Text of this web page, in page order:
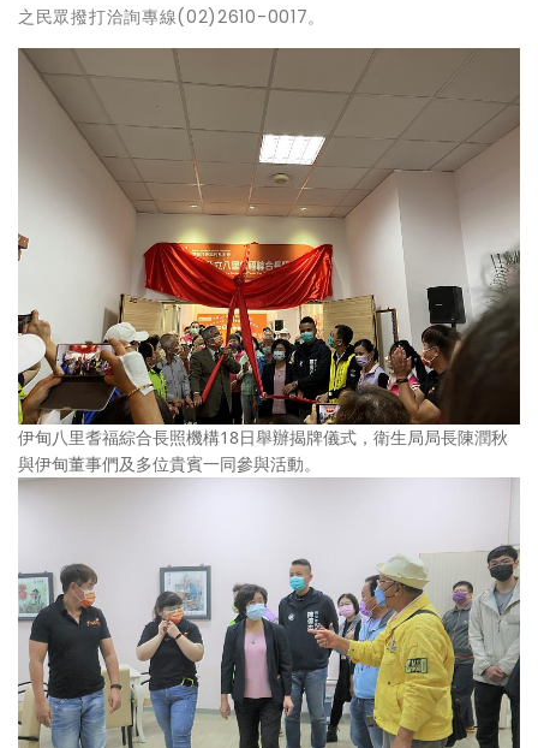
之民眾撥打洽詢專線(02)2610-0017。
伊甸八里耆福綜合長照機構18日舉辦揭牌儀式，衛生局局長陳潤秋
與伊甸董事們及多位貴賓一同參與活動。